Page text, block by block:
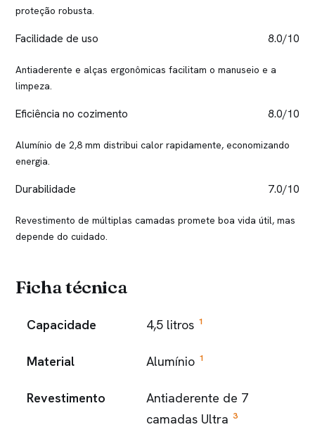
proteção robusta.
Facilidade de uso 8.0/10
Antiaderente e alças ergonômicas facilitam o manuseio e a
limpeza.
Eficiência no cozimento 8.0/10
Alumínio de 2,8 mm distribui calor rapidamente, economizando
energia.
Durabilidade 7.0/10
Revestimento de múltiplas camadas promete boa vida útil, mas
depende do cuidado.
Ficha técnica
Capacidade 4,5 litros 1
Material Alumínio 1
Revestimento
Antiaderente de 7
camadas Ultra 3